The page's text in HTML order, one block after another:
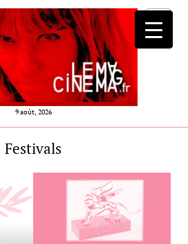
9 août, 2026
menu
Festivals